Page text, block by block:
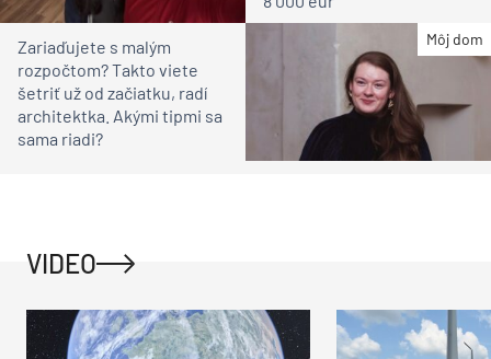
Môj dom
Zariaďujete s malým
rozpočtom? Takto viete
šetriť už od začiatku, radí
architektka. Akými tipmi sa
sama riadi?
VIDEO